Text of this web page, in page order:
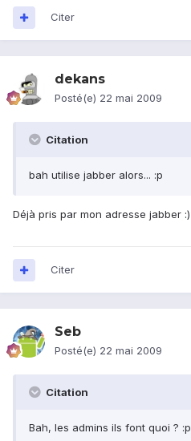
Citer
dekans
Posté(e) 22 mai 2009
Citation
bah utilise jabber alors... :p
Déjà pris par mon adresse jabber :)
Citer
Seb
Posté(e) 22 mai 2009
Citation
Bah, les admins ils font quoi ? :p